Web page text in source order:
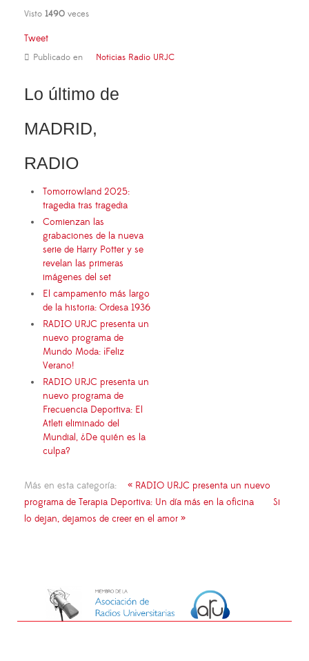
Visto 1490 veces
Tweet
Publicado en Noticias Radio URJC
Lo último de
MADRID,
RADIO
Tomorrowland 2025:
tragedia tras tragedia
Comienzan las
grabaciones de la nueva
serie de Harry Potter y se
revelan las primeras
imágenes del set
El campamento más largo
de la historia: Ordesa 1936
RADIO URJC presenta un
nuevo programa de
Mundo Moda: ¡Feliz
Verano!
RADIO URJC presenta un
nuevo programa de
Frecuencia Deportiva: El
Atleti eliminado del
Mundial, ¿De quién es la
culpa?
Más en esta categoría:
« RADIO URJC presenta un nuevo
programa de Terapia Deportiva: Un día más en la oficina
Si
lo dejan, dejamos de creer en el amor »